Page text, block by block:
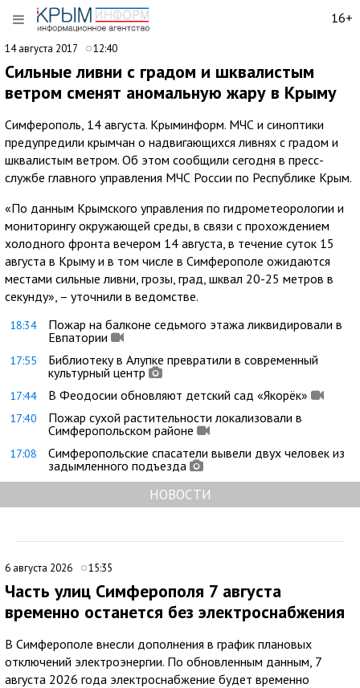
16+
14 августа 2017 12:40
Сильные ливни с градом и шквалистым
ветром сменят аномальную жару в Крыму
Симферополь, 14 августа. Крыминформ. МЧС и синоптики
предупредили крымчан о надвигающихся ливнях с градом и
шквалистым ветром. Об этом сообщили сегодня в пресс-
службе главного управления МЧС России по Республике Крым.
«По данным Крымского управления по гидрометеорологии и
мониторингу окружающей среды, в связи с прохождением
холодного фронта вечером 14 августа, в течение суток 15
августа в Крыму и в том числе в Симферополе ожидаются
местами сильные ливни, грозы, град, шквал 20-25 метров в
секунду», – уточнили в ведомстве.
18:34
Пожар на балконе седьмого этажа ликвидировали в
Евпатории
17:55
Библиотеку в Алупке превратили в современный
культурный центр
17:44 В Феодосии обновляют детский сад «Якорёк»
17:40
Пожар сухой растительности локализовали в
Симферопольском районе
17:08
Симферопольские спасатели вывели двух человек из
задымленного подъезда
НОВОСТИ
6 августа 2026 15:35
Часть улиц Симферополя 7 августа
временно останется без электроснабжения
В Симферополе внесли дополнения в график плановых
отключений электроэнергии. По обновленным данным, 7
августа 2026 года электроснабжение будет временно